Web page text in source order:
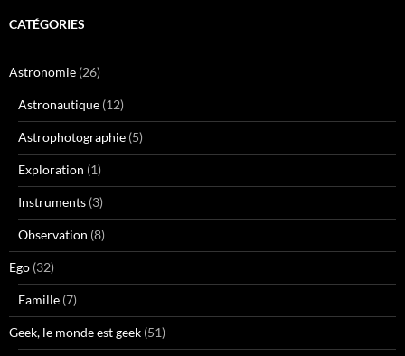
CATÉGORIES
Astronomie (26)
Astronautique (12)
Astrophotographie (5)
Exploration (1)
Instruments (3)
Observation (8)
Ego (32)
Famille (7)
Geek, le monde est geek (51)